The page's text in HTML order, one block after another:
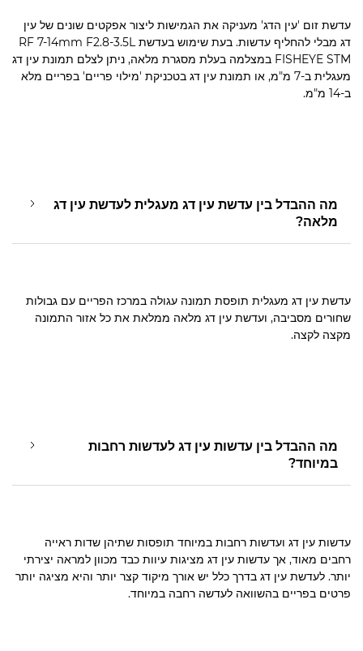
עדשת זום 'עין הדג' מעניקה את הגמישות ליצור אפקטים שונים של עין
דג מבלי להחליף עדשות. בעת שימוש בעדשת RF 7-14mm F2.8-3.5L
FISHEYE STM במצלמה בעלת מסגרת מלאה, ניתן לצלם תמונת עין דג
מעגלית ב-7 מ"מ, או תמונת עין דג בטכניקת 'מילוי פריים' בפריים מלא
ב-14 מ"מ.
מה ההבדל בין עדשת עין דג מעגלית לעדשת עין דג
מלאה?
עדשת עין דג מעגלית תופסת תמונה עגולה במרכז הפריים עם גבולות
שחורים מסביבה, ועדשת עין דג מלאה ממלאת את כל אזור התמונה
מקצה לקצה.
מה ההבדל בין עדשות עין דג לעדשות רחבות
במיוחד?
עדשות עין דג ועדשות רחבות במיוחד תופסות שתיהן שדות ראייה
רחבים מאוד, אך עדשות עין דג מציגות עיוות כבד מכוון למראה יצירתי
יותר. לעדשת עין דג בדרך כלל יש אורך מיקוד קצר יותר והיא מציגה יותר
פרטים בפריים בהשוואה לעדשה רחבה במיוחד.